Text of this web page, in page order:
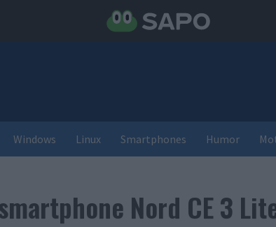
Windows Linux Smartphones Humor
Nord CE 3